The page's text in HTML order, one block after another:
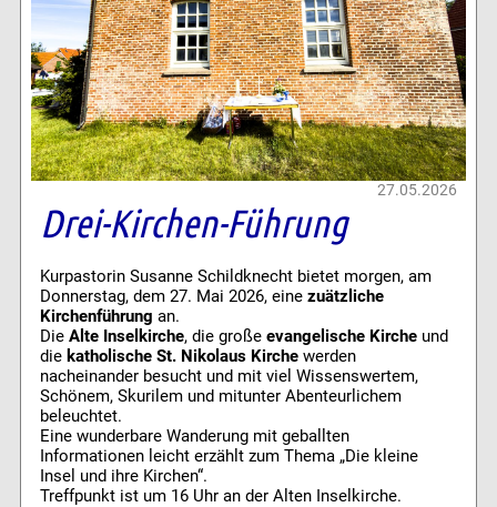
27.05.2026
Drei-Kirchen-Führung
Kurpastorin Susanne Schildknecht bietet morgen, am
Donnerstag, dem 27. Mai 2026, eine zuätzliche
Kirchenführung an.
Die Alte Inselkirche, die große evangelische Kircheund
die katholische St. Nikolaus Kirchewerden
nacheinander besucht und mit viel Wissenswertem,
Schönem, Skurilem und mitunter Abenteurlichem
beleuchtet.
Eine wunderbare Wanderung mit geballten
Informationen leicht erzählt zum Thema „Die kleine
Insel und ihre Kirchen“.
Treffpunkt ist um 16 Uhr an der Alten Inselkirche.